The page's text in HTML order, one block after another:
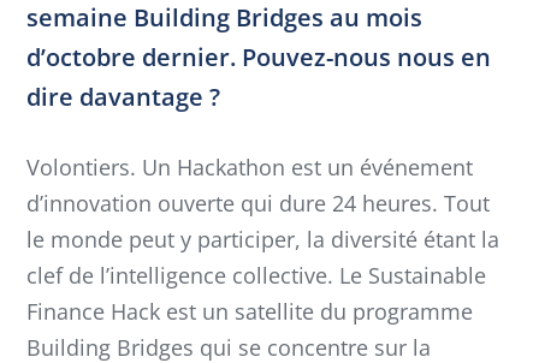
semaine Building Bridges au mois
d’octobre dernier. Pouvez-nous nous en
dire davantage ?
Volontiers. Un Hackathon est un événement
d’innovation ouverte qui dure 24 heures. Tout
le monde peut y participer, la diversité étant la
clef de l’intelligence collective. Le Sustainable
Finance Hack est un satellite du programme
Building Bridges qui se concentre sur la